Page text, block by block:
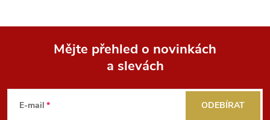
Mějte přehled o novinkách
a slevách
E-mail ODEBÍRAT